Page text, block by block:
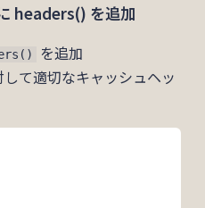
headers() を追加
を追加
して適切なキャッシュヘッ